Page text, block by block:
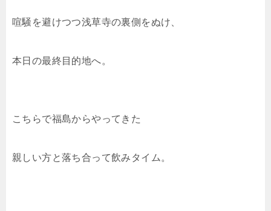
喧騒を避けつつ浅草寺の裏側をぬけ、
本日の最終目的地へ。
こちらで福島からやってきた
親しい方と落ち合って飲みタイム。